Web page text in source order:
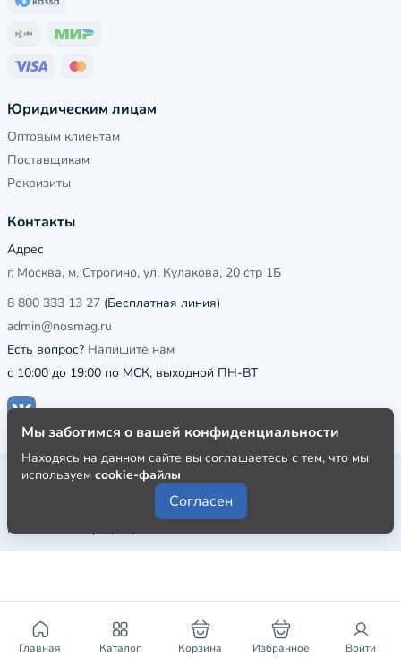
Главная Каталог Корзина Избранное Войти
Юридическим лицам
Оптовым клиентам
Поставщикам
Реквизиты
Контакты
Адрес
г. Москва, м. Строгино, ул. Кулакова, 20 стр 1Б
8 800 333 13 27 (Бесплатная линия)
admin@nosmag.ru
Есть вопрос? Напишите нам
с 10:00 до 19:00 по МСК, выходной ПН-ВТ
Публичная оферта
Пользовательское соглашение
Политика конфиденциальности
Мы заботимся о вашей конфиденциальности
Находясь на данном сайте вы соглашаетесь с тем, что мы
используем cookie-файлы
Согласен